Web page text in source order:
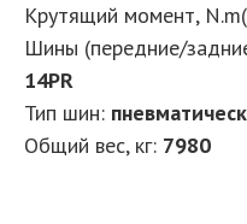
Крутящий момент,
Шины (передние/
14PR
Тип шин:
Общий вес, кг: 7980